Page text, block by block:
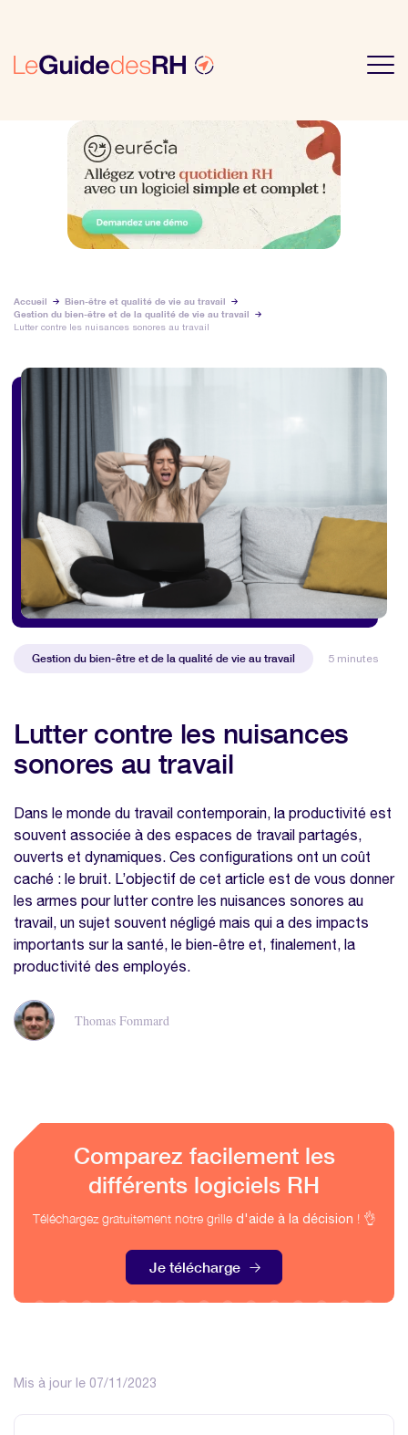
Accueil
Bien-être et qualité de vie au travail
Gestion du bien-être et de la qualité de vie au travail
Lutter contre les nuisances sonores au travail
Gestion du bien-être et de la qualité de vie au travail 5 minutes
Lutter contre les nuisances
sonores au travail
Dans le monde du travail contemporain, la productivité est
souvent associée à des espaces de travail partagés,
ouverts et dynamiques. Ces configurations ont un coût
caché : le bruit. L’objectif de cet article est de vous donner
les armes pour lutter contre les nuisances sonores au
travail, un sujet souvent négligé mais qui a des impacts
importants sur la santé, le bien-être et, finalement, la
productivité des employés.
Thomas Fommard
Mis à jour le 07/11/2023
Comparez facilement les
différents logiciels RH
Téléchargez gratuitement notre grille d'aide à la décision ! 👌
Je télécharge